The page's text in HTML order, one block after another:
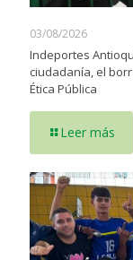
03/08/2026
Indeportes
ciudadanía, el
Ética Pública
Leer más